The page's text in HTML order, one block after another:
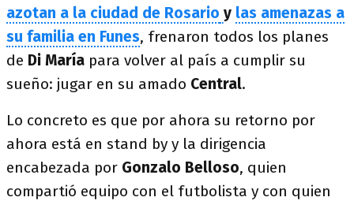
azotan a la ciudad de Rosario y las amenazas a
su familia en Funes, frenaron todos los planes
de Di María para volver al país a cumplir su
sueño: jugar en su amado Central.
Lo concreto es que por ahora su retorno por
ahora está en stand by y la dirigencia
encabezada por Gonzalo Belloso, quien
compartió equipo con el futbolista y con quien